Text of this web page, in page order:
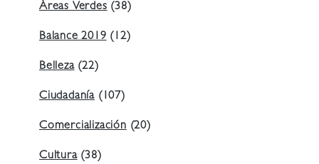
Áreas Verdes (38)
Balance 2019 (12)
Belleza(22)
Ciudadanía (107)
Comercialización (20)
Cultura(38)